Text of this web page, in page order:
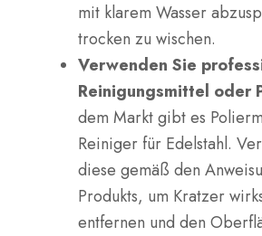
mit klarem Wasser
trocken zu wischen.
Verwenden Sie
Reinigungsmittel oder
dem Markt gibt es
Reiniger für Edelstahl.
diese gemäß den
Produkts, um Kratzer
entfernen und den